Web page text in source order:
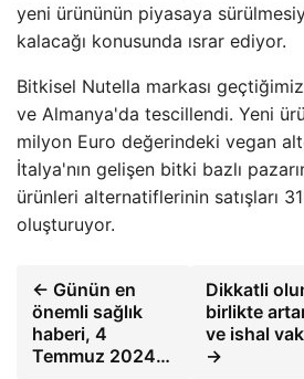
yeni ürününün piyasaya
kalacağı konusunda ısrar ediyor.
Bitkisel Nutella markası
ve Almanya'da tescillendi. Yeni
milyon Euro değerindeki vegan
İtalya'nın gelişen bitki bazlı
ürünleri alternatiflerinin satışları
oluşturuyor.
← Günün en
önemli sağlık
haberi, 4
Temmuz 2024…
Dikkatli
birlikte
ve ishal
→